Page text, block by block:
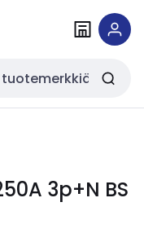
3p+N BS